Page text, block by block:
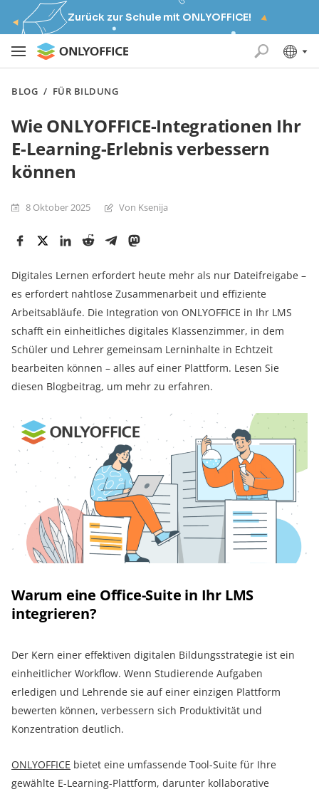
Zurück zur Schule mit ONLYOFFICE!
BLOG / FÜR BILDUNG
Wie ONLYOFFICE-Integrationen Ihr
E-Learning-Erlebnis verbessern
können
8 Oktober 2025 Von Ksenija
Digitales Lernen erfordert heute mehr als nur Dateifreigabe –
es erfordert nahtlose Zusammenarbeit und effiziente
Arbeitsabläufe. Die Integration von ONLYOFFICE in Ihr LMS
schafft ein einheitliches digitales Klassenzimmer, in dem
Schüler und Lehrer gemeinsam Lerninhalte in Echtzeit
bearbeiten können – alles auf einer Plattform. Lesen Sie
diesen Blogbeitrag, um mehr zu erfahren.
Warum eine Office-Suite in Ihr LMS
integrieren?
Der Kern einer effektiven digitalen Bildungsstrategie ist ein
einheitlicher Workflow. Wenn Studierende Aufgaben
erledigen und Lehrende sie auf einer einzigen Plattform
bewerten können, verbessern sich Produktivität und
Konzentration deutlich.
ONLYOFFICE bietet eine umfassende Tool-Suite für Ihre
gewählte E-Learning-Plattform, darunter kollaborative